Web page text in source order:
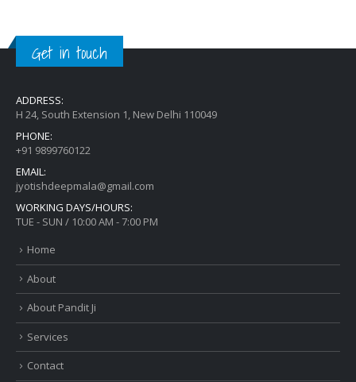
Get in touch
ADDRESS:
H 24, South Extension 1, New Delhi 110049
PHONE:
+91 9899760122
EMAIL:
jyotishdeepmala@gmail.com
WORKING DAYS/HOURS:
TUE - SUN / 10:00 AM - 7:00 PM
Home
About
About Pandit Ji
Services
Contact